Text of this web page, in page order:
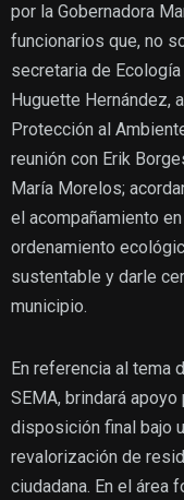
por la Gobernadora
funcionarios que, no
secretaria de
Huguette Hernández,
Protección al
reunión con Erik
María Morelos;
el acompañamiento
ordenamiento
sustentable y darle
municipio.
En referencia al tema
SEMA, brindará
disposición final bajo
revalorización de
ciudadana. En el área